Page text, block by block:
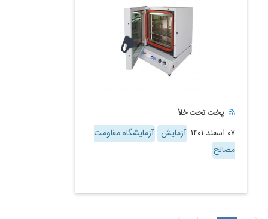
پخت تحت خلأ
۰۷ اسفند ۱۴۰۱ آزمایش آزمایشگاه مقاومت
مصالح